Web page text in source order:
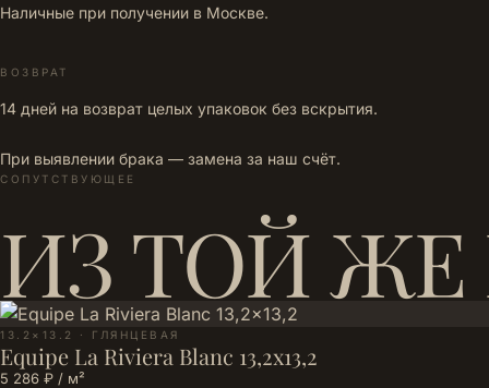
Наличные при получении в Москве.
ВОЗВРАТ
14 дней на возврат целых упаковок без вскрытия.
При выявлении брака — замена за наш счёт.
СОПУТСТВУЮЩЕЕ
ИЗ ТОЙ ЖЕ
13.2×13.2 · ГЛЯНЦЕВАЯ
Equipe La Riviera Blanc 13,2x13,2
5 286 ₽ / м²